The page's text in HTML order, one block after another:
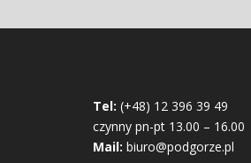
Tel: (+48) 12 396 39 49
czynny pn-pt 13.00 – 16.00
Mail: biuro@podgorze.pl